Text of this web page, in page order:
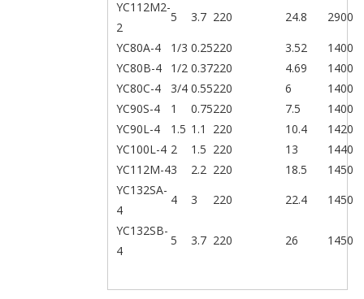
YC112M2-
2
5 3.7 220 24.8
2900
YC80A-4
1/3 0.25220 3.52
1400
YC80B-4
1/2 0.37220 4.69
1400
YC80C-4
3/4 0.55220 6
1400
YC90S-4
1 0.75220 7.5
1400
YC90L-4
1.5 1.1 220 10.4
1420
YC100L-4 2 1.5 220 13
1440
YC112M-43 2.2 220 18.5
1450
YC132SA-
4
4 3 220 22.4
1450
YC132SB-
4
5 3.7 220 26 1450